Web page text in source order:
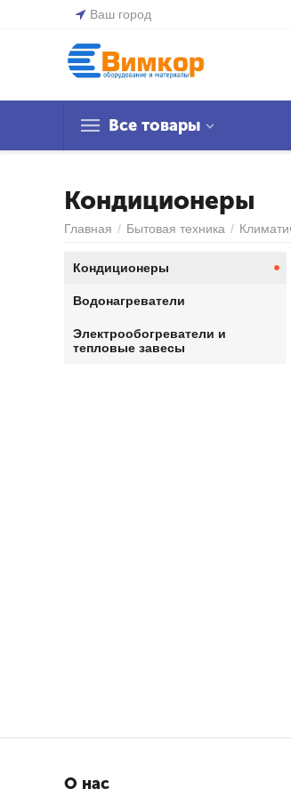
Ваш город
Все товары
Кондиционеры
Главная / Бытовая техника /
Кондиционеры
Водонагреватели
Электрообогреватели и
тепловые завесы
О нас